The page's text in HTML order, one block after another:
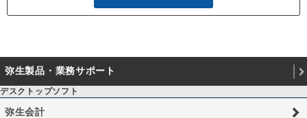
弥生製品・業務サポート
デスクトップソフト
弥生会計